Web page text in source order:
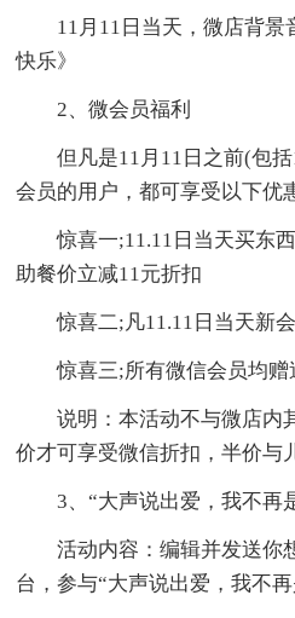
11月11日当天，微店背
快乐》
2、微会员福利
但凡是11月11日之前(包
会员的用户，都可享受以下优
惊喜一;11.11日当天买东
助餐价立减11元折扣
惊喜二;凡11.11日当天新
惊喜三;所有微信会员均
说明：本活动不与微店内
价才可享受微信折扣，半价与
3、“大声说出爱，我不再
活动内容：编辑并发送你
台，参与“大声说出爱，我不再